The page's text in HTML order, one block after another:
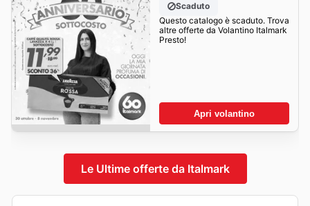
Scaduto
Questo catalogo è scaduto. Trova
altre offerte da Volantino Italmark
Presto!
Apri volantino
Le Ultime offerte da Italmark